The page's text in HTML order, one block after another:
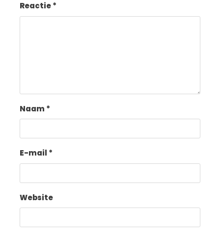
Reactie*
Naam *
E-mail *
Website